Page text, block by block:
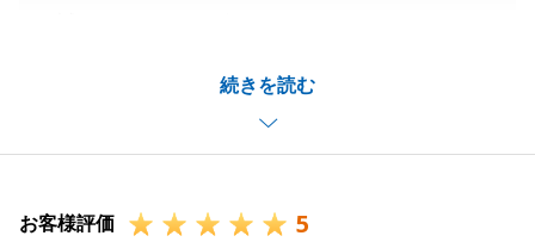
続きを読む
もう何度目のお手伝いでしょうか。いつもスムーズな
お取引で安心いたします。
また機会がありましたら東急リバブルにご相談いただ
今後とも末永いお付き合いのほどよろしくお願いいた
お客様評価 5